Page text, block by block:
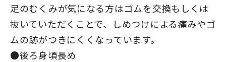
足のむくみが気になる方はゴムを交換もしくは
抜いていただくことで、しめつけによる痛みやゴ
ムの跡がつきにくくなっています。
●後ろ身頃長め